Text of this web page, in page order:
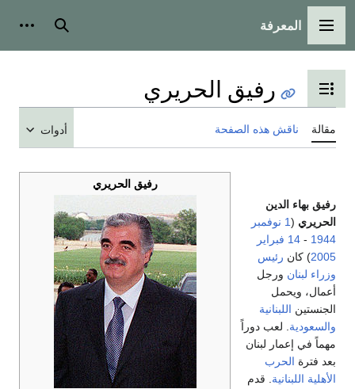
القائمة الرئيسية
المعرفة بحث
تبديل عرض جدول المحتويات
رفيق الحريري
مقالة ناقش هذه الصفحة أدوات
رفيق الحريري
رفيق بهاء الدين
الحريري (1 نوفمبر
1944
- 14 فبراير
2005) كان رئيس
وزراء لبنان ورجل
أعمال، ويحمل
الجنستين اللبنانية
والسعودية . لعب دوراً
مهماً في إعمار لبنان
بعد فترة الحرب
الأهلية اللبنانية . قدم